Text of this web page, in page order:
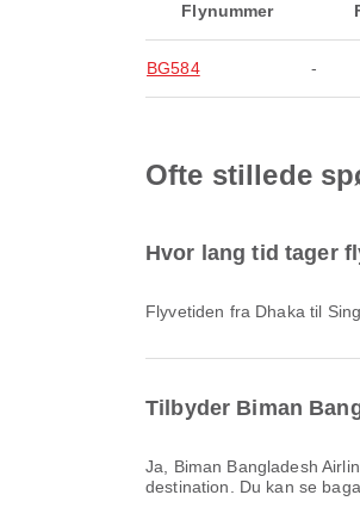
Flynummer
BG584 -
Ofte stillede
Hvor lang tid tager
Flyvetiden fra Dhaka til
Tilbyder Biman
Ja, Biman Bangladesh Airlines tilbyder bagage inkluderet på Indenrigs & International flyvninger fra Dhaka til Singapore. Detaljerne varierer afhængigt af billettype og
destination. Du kan se